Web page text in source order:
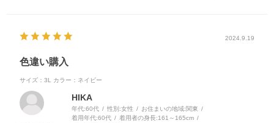
2024.9.19
色違い購入
サイズ：3L カラー：ネイビー
HIKA
年代:60代 性別:女性 お住まいの地域:関東
着用年代:60代 着用者の身長:161～165cm